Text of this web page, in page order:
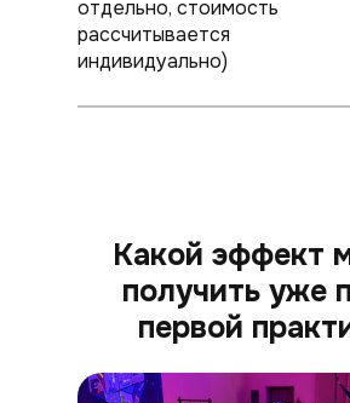
отдельно, стоимость
рассчитывается
индивидуально)
Какой эффект
получить уже
первой